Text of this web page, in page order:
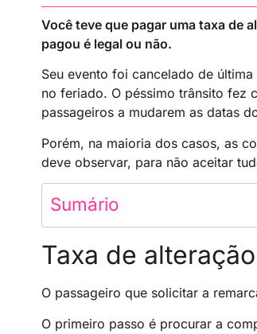
Você teve que pagar uma taxa de
pagou é legal ou não.
Seu evento foi cancelado de
no feriado. O péssimo trânsito fez
passageiros a mudarem as datas
Porém, na maioria dos casos, as
deve observar, para não aceitar
Sumário
Taxa de
O passageiro que solicitar a
O primeiro passo é procurar a